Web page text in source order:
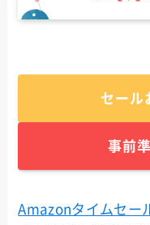
セール
事前
Amazonタイムセー